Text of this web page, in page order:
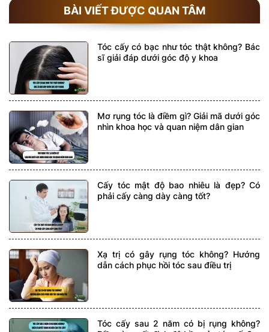
BÀI VIẾT ĐƯỢC QUAN TÂM
Tóc cấy có bạc như tóc thật không? Bác
sĩ giải đáp dưới góc độ y khoa
Mơ rụng tóc là điềm gì? Giải mã dưới góc
nhìn khoa học và quan niệm dân gian
Cấy tóc mật độ bao nhiêu là đẹp? Có
phải cấy càng dày càng tốt?
Xạ trị có gây rụng tóc không? Hướng
dẫn cách phục hồi tóc sau điều trị
Tóc cấy sau 2 năm có bị rụng không?